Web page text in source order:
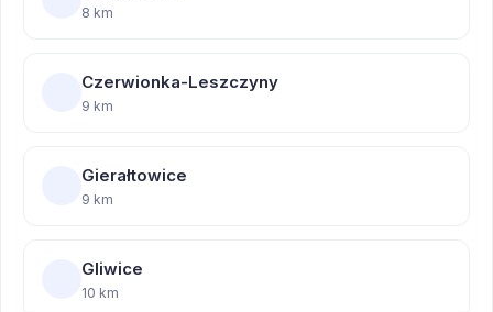
8 km
Czerwionka-Leszczyny
9 km
Gierałtowice
9 km
Gliwice
10 km